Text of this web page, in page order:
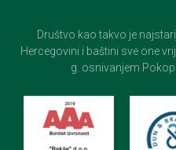
Društvo kao takvo je
Hercegovini i baštini sve one
g. osnivanjem